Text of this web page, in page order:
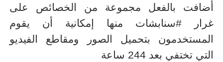
أضافت بالفعل مجموعة من الخصائص على
غرار #سنابشات منها إمكانية أن يقوم
المستخدمون بتحميل الصور ومقاطع الفيديو
التي تختفي بعد 244 ساعة